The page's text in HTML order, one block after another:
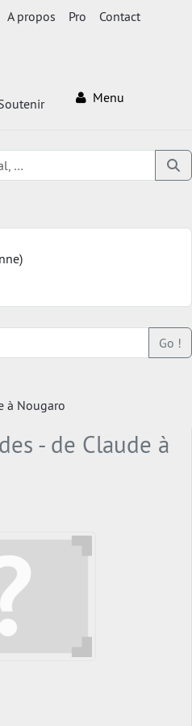
A propos Pro Contact
Menu
Go !
à Nougaro
- de Claude à